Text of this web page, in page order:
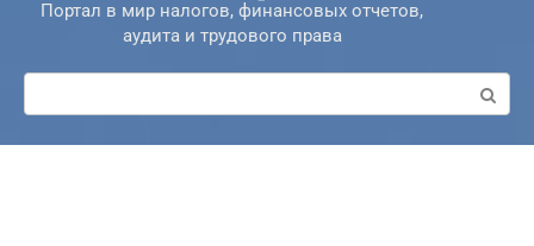
Портал в мир налогов, финансовых отчетов,
аудита и трудового права
Поиск: